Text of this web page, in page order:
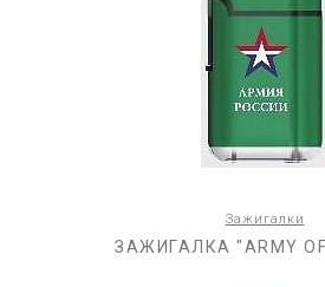
Зажигалки
ЗАЖИГАЛКА "ARMY OF